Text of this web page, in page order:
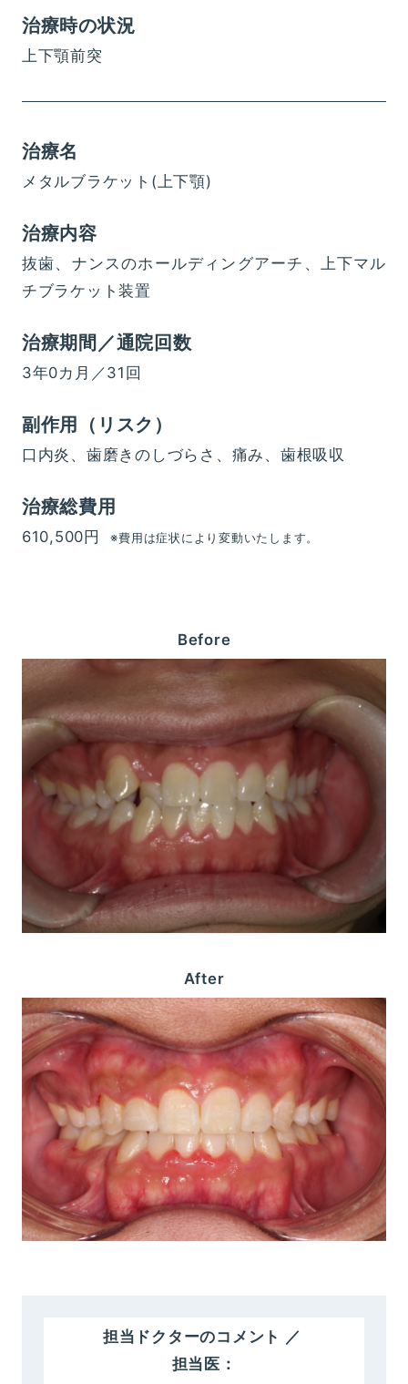
治療時の状況
上下顎前突
治療名
メタルブラケット(上下顎)
治療内容
抜歯、ナンスのホールディングアーチ、上下マル
チブラケット装置
治療期間／通院回数
3年0カ月／31回
副作用（リスク）
口内炎、歯磨きのしづらさ、痛み、歯根吸収
治療総費用
610,500円※費用は症状により変動いたします。
Before
After
担当ドクターのコメント ／
担当医：